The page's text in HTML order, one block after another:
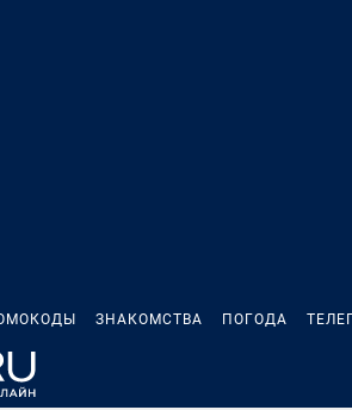
ЗНАКОМСТВА ПОГОДА